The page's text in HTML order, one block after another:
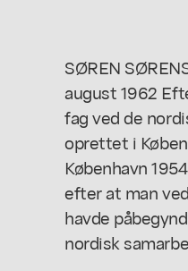
SØREN
august 1962
fag ved de
oprettet i
København
efter at man
havde
nordisk